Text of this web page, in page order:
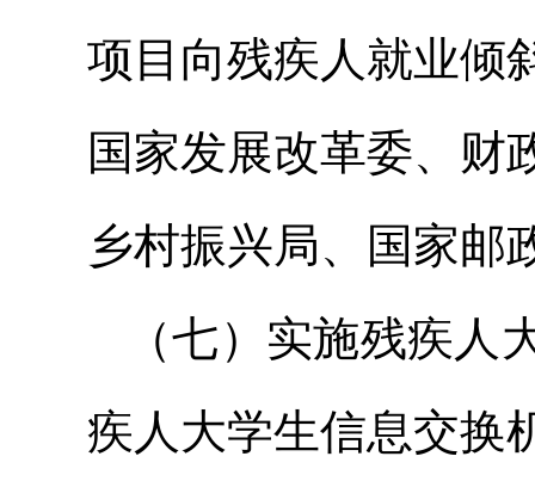
项目向残疾人就业倾
国家发展改革委、财
乡村振兴局、国家邮
（七）实施残疾
疾人大学生信息交换